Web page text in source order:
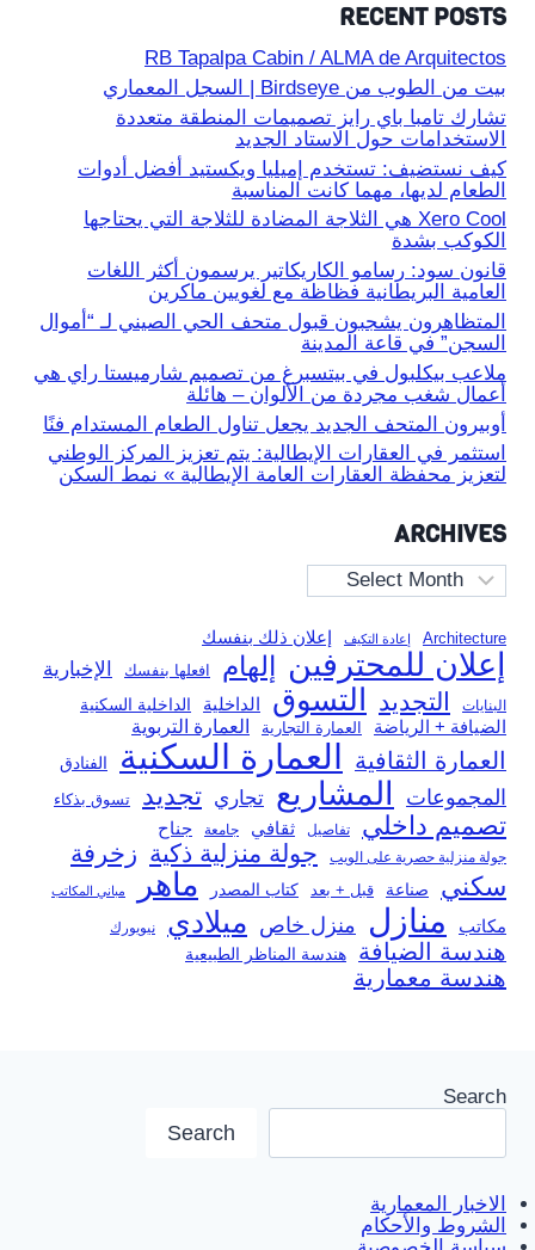
RECENT POSTS
RB Tapalpa Cabin / ALMA de Arquitectos
بيت من الطوب من Birdseye | السجل المعماري
تشارك تامبا باي رايز تصميمات المنطقة متعددة
الاستخدامات حول الاستاد الجديد
كيف نستضيف: تستخدم إميليا ويكستيد أفضل أدوات
الطعام لديها، مهما كانت المناسبة
Xero Cool هي الثلاجة المضادة للثلاجة التي يحتاجها
الكوكب بشدة
قانون سود: رسامو الكاريكاتير يرسمون أكثر اللغات
العامية البريطانية فظاظة مع لغويين ماكرين
المتظاهرون يشجبون قبول متحف الحي الصيني لـ “أموال
السجن” في قاعة المدينة
ملاعب بيكلبول في بيتسبرغ من تصميم شارميستا راي هي
أعمال شغب مجردة من الألوان – هائلة
أوبيرون المتحف الجديد يجعل تناول الطعام المستدام فنًا
استثمر في العقارات الإيطالية: يتم تعزيز المركز الوطني
لتعزيز محفظة العقارات العامة الإيطالية » نمط السكن
ARCHIVES
Archives
Architecture إعادة التكيف إعلان ذلك بنفسك
إعلان للمحترفين إلهام افعلها بنفسك الإخبارية
البنايات التجديد التسوق الداخلية الداخلية السكنية
الضيافة + الرياضة العمارة التجارية العمارة التربوية
العمارة الثقافية العمارة السكنية الفنادق
المجموعات المشاريع تجاري تجديد تسوق بذكاء
تصميم داخلي تفاصيل ثقافي جامعة جناح
جولة منزلية حصرية على الويب جولة منزلية ذكية زخرفة
سكني صناعة قبل + بعد كتاب المصدر ماهر مباني المكاتب
مكاتب منازل منزل خاص ميلادي نيويورك
هندسة الضيافة هندسة المناظر الطبيعية
هندسة معمارية
Search
Search
الاخبار المعمارية
الشروط والأحكام